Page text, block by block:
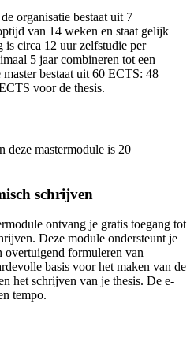
organisatie bestaat uit 7
van 14 weken en staat gelijk
is circa 12 uur zelfstudie per
5 jaar combineren tot een
bestaat uit 60 ECTS: 48
voor de thesis.
deze mastermodule is 20
schrijven
ontvang je gratis toegang tot
Deze module ondersteunt je
overtuigend formuleren van
basis voor het maken van de
het schrijven van je thesis. De e-
tempo.